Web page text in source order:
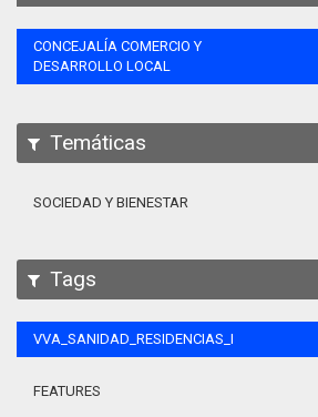
CONCEJALÍA COMERCIO Y
DESARROLLO LOCAL
Temáticas
SOCIEDAD Y BIENESTAR
Tags
VVA_SANIDAD_RESIDENCIAS_MAYORES_105
FEATURES